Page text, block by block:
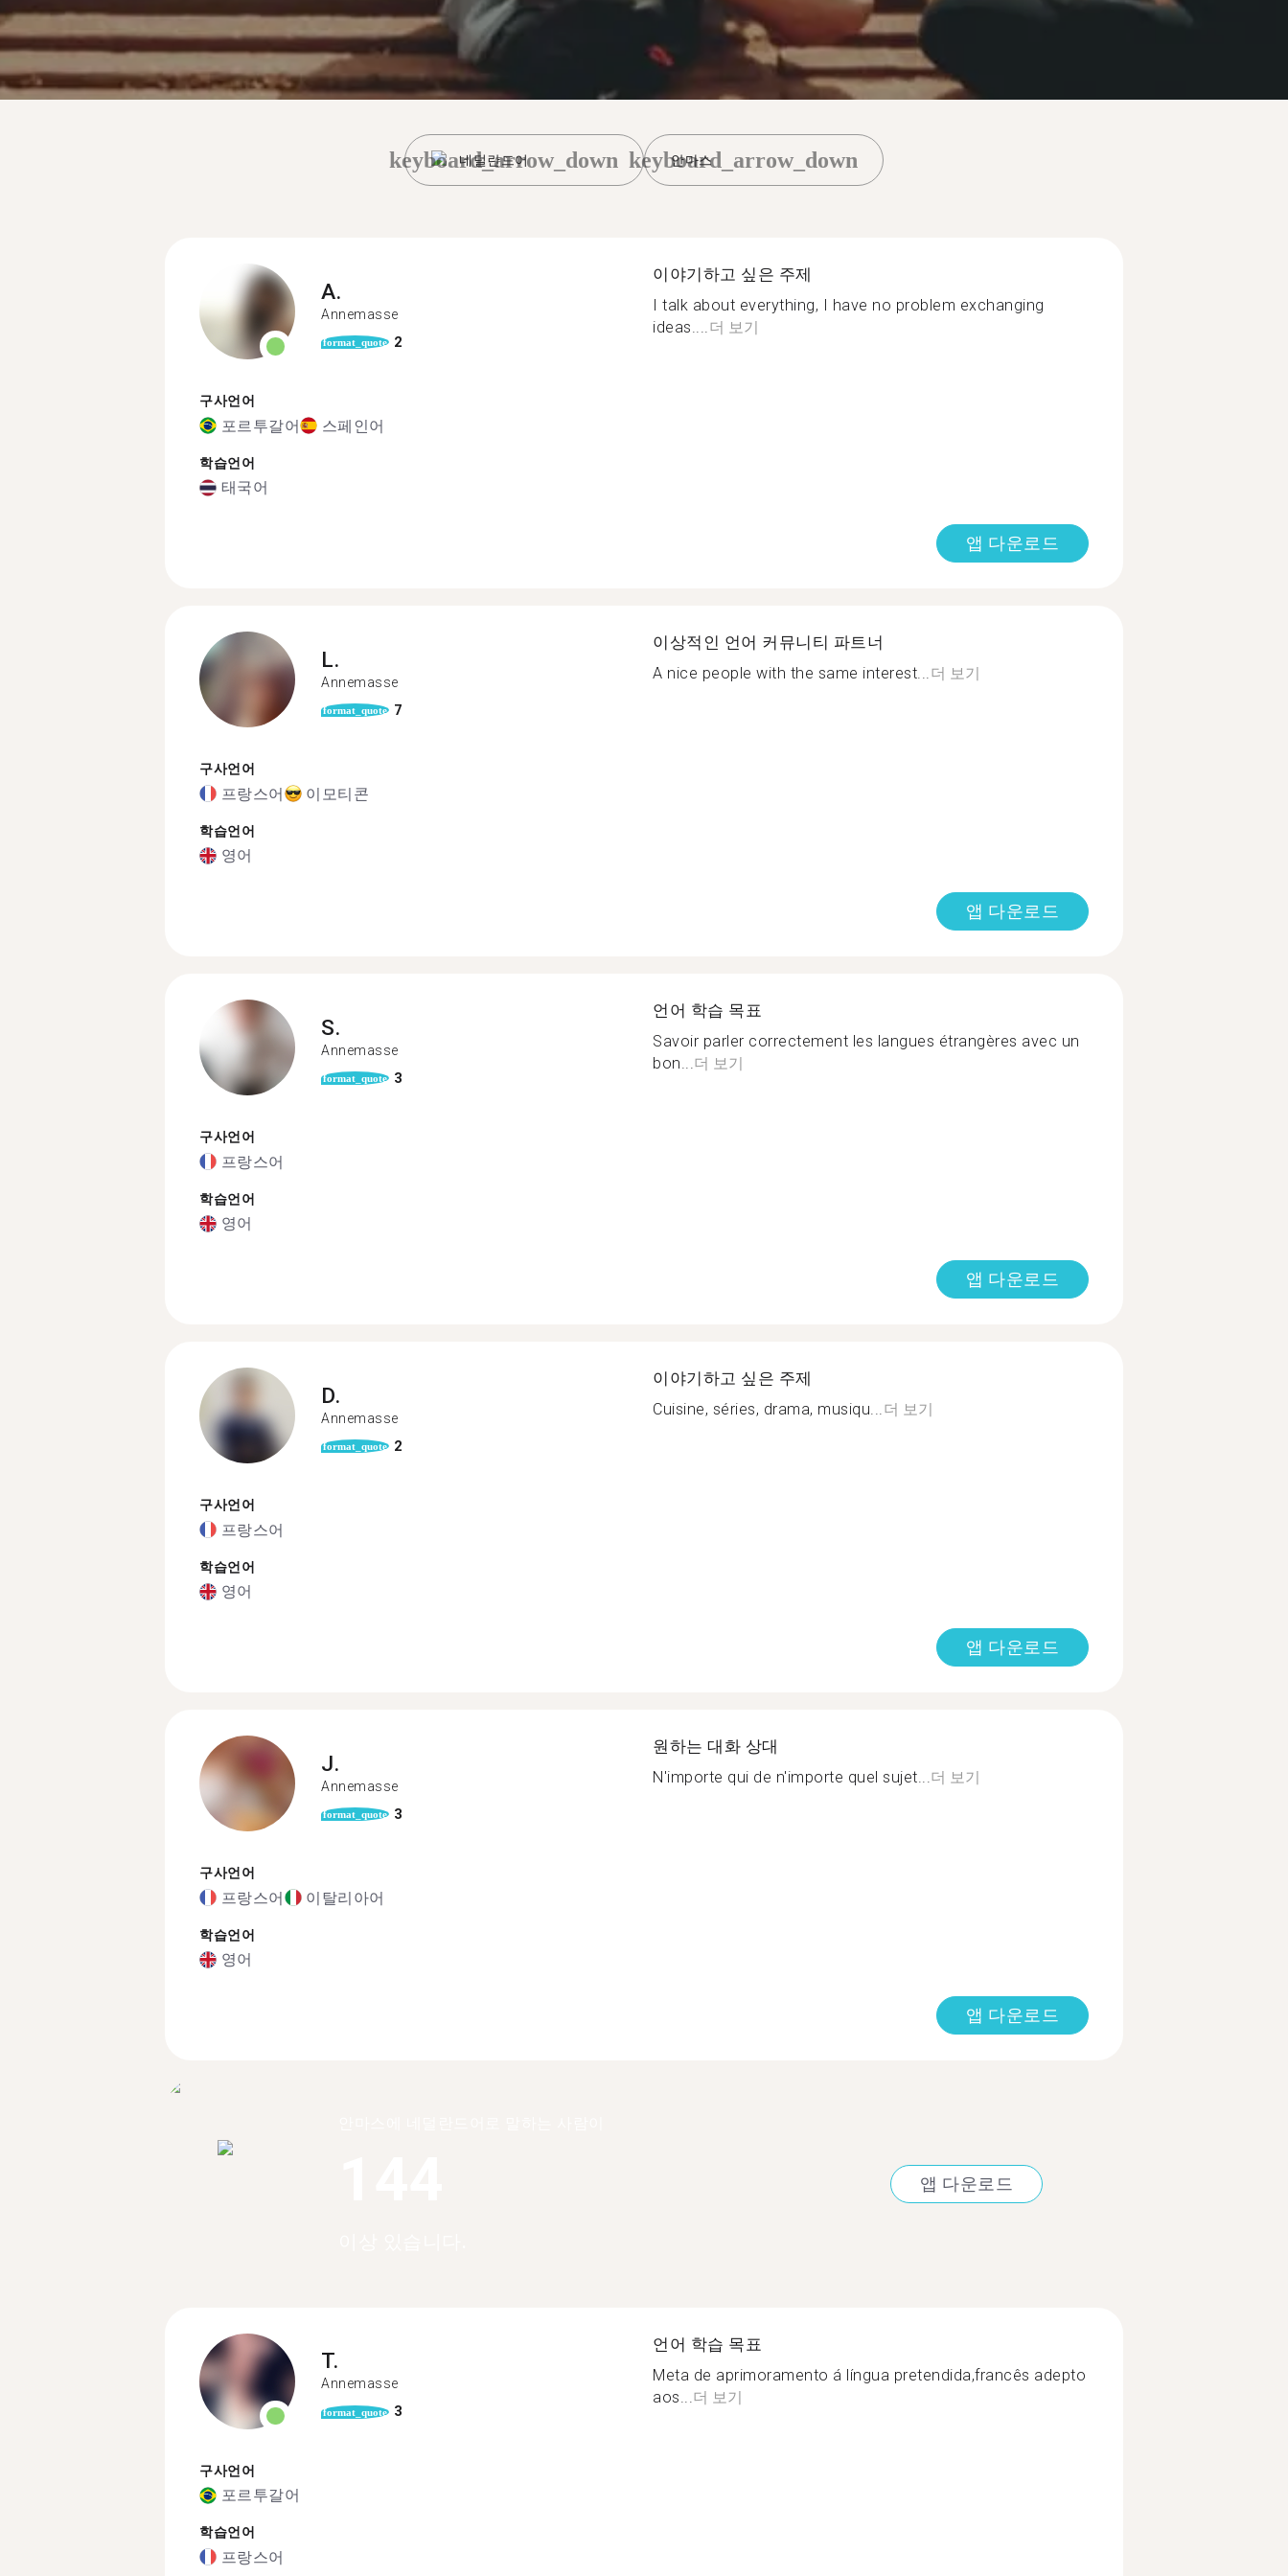
네덜란드어
keyboard_arrow_down 안마스
keyboard_arrow_down
A.
Annemasse
format_quote 2
구사언어
포르투갈어 스페인어
학습언어
태국어
이야기하고 싶은 주제
I talk about everything, I have no problem exchanging
ideas....더 보기
앱 다운로드
L.
Annemasse
format_quote 7
구사언어
프랑스어 이모티콘
학습언어
영어
이상적인 언어 커뮤니티 파트너
A nice people with the same interest...더 보기
앱 다운로드
S.
Annemasse
format_quote 3
구사언어
프랑스어
학습언어
영어
언어 학습 목표
Savoir parler correctement les langues étrangères avec un
bon...더 보기
앱 다운로드
D.
Annemasse
format_quote 2
구사언어
프랑스어
학습언어
영어
이야기하고 싶은 주제
Cuisine, séries, drama, musiqu...더 보기
앱 다운로드
J.
Annemasse
format_quote 3
구사언어
프랑스어 이탈리아어
학습언어
영어
원하는 대화 상대
N'importe qui de n'importe quel sujet...더 보기
앱 다운로드
앱 다운로드
T.
Annemasse
format_quote 3
구사언어
포르투갈어
학습언어
프랑스어
언어 학습 목표
Meta de aprimoramento á língua pretendida,francês adepto
aos... 더 보기